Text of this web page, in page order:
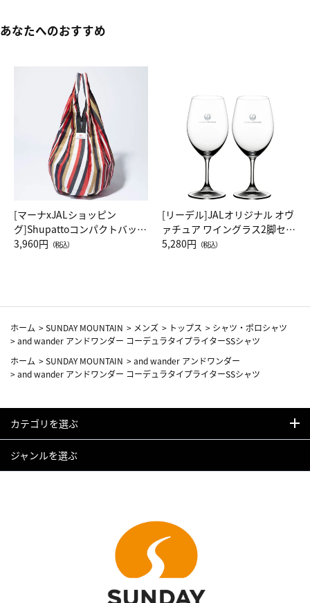
あなたへのおすすめ
[マーナxJALショッピン
グ]Shupattoコンパクトバッグ
Drop JAL客室乗務員（LC）ス
3,960円 （税込）
[リーデル]JALオリジナル オヴ
ァチュア ワイングラス2脚セッ
ト（レッドワイン）
5,280円 （税込）
ホーム >SUNDAY MOUNTAIN > メンズ > トップス > シャツ・ポロシャツ
>and wander アンドワンダー コーデュラタイプライターSSシャツ
ホーム >SUNDAY MOUNTAIN >and wander アンドワンダー
>and wander アンドワンダー コーデュラタイプライターSSシャツ
カテゴリを選ぶ
ジャンルを選ぶ